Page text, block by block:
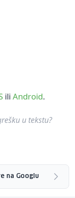
ili Android.
u tekstu?
na Googlu